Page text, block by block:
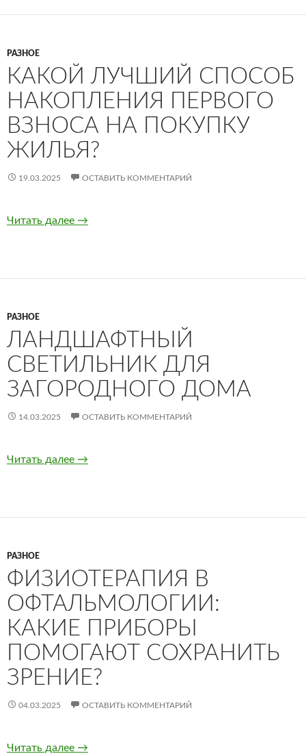
РАЗНОЕ
КАКОЙ ЛУЧШИЙ СПОСОБ
НАКОПЛЕНИЯ ПЕРВОГО
ВЗНОСА НА ПОКУПКУ
ЖИЛЬЯ?
19.03.2025 ОСТАВИТЬ КОММЕНТАРИЙ
Читать далее Какой лучший способ накопления первого
→
РАЗНОЕ
ЛАНДШАФТНЫЙ
СВЕТИЛЬНИК ДЛЯ
ЗАГОРОДНОГО ДОМА
14.03.2025 ОСТАВИТЬ КОММЕНТАРИЙ
Читать далее Ландшафтный светильник для загородного
→
РАЗНОЕ
ФИЗИОТЕРАПИЯ В
ОФТАЛЬМОЛОГИИ:
КАКИЕ ПРИБОРЫ
ПОМОГАЮТ СОХРАНИТЬ
ЗРЕНИЕ?
04.03.2025 ОСТАВИТЬ КОММЕНТАРИЙ
Читать далее Физиотерапия в офтальмологии: какие
→